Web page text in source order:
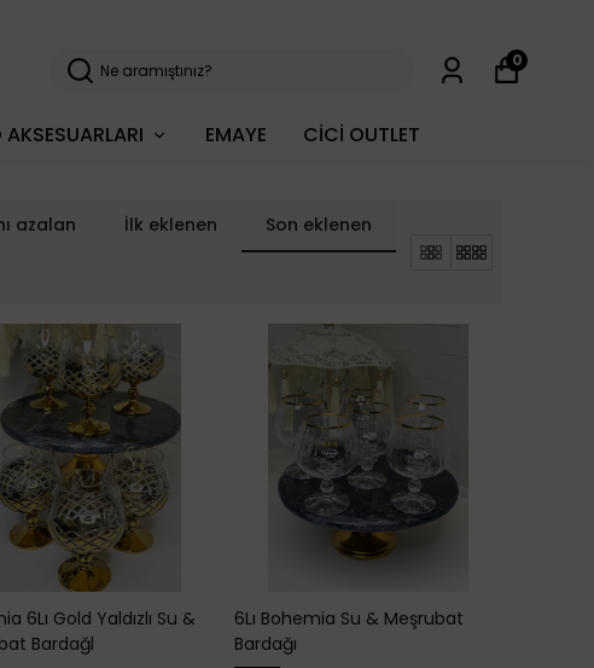
EMAYE CİCİ OUTLET
0
azalan İlk eklenen Son eklenen
6Lı Gold Yaldızlı Su &
Bardağl
6Lı Bohemia Su & Meşrubat
Bardağı